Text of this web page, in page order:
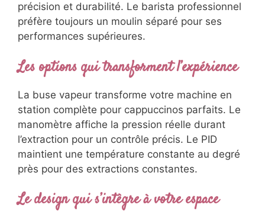
précision et durabilité. Le barista professionnel
préfère toujours un moulin séparé pour ses
performances supérieures.
Les options qui transforment l’expérience
La buse vapeur transforme votre machine en
station complète pour cappuccinos parfaits. Le
manomètre affiche la pression réelle durant
l’extraction pour un contrôle précis. Le PID
maintient une température constante au degré
près pour des extractions constantes.
Le design qui s’intègre à votre espace